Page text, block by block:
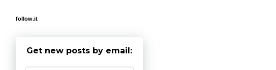
follow.it
Get new posts by email: